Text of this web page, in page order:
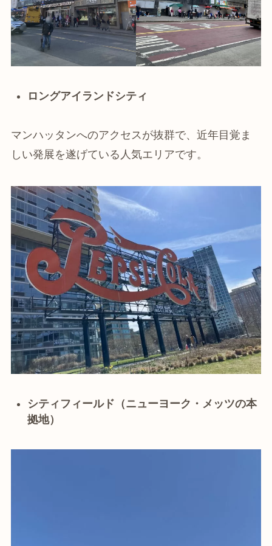
ロングアイランドシティ
マンハッタンへのアクセスが抜群で、近年目覚ま
しい発展を遂げている人気エリアです。
シティフィールド（ニューヨーク・メッツの本
拠地）